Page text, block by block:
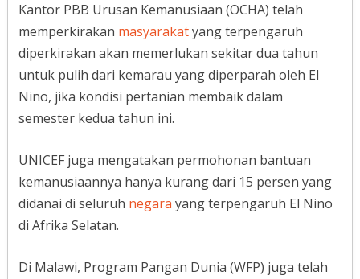
Kantor PBB Urusan Kemanusiaan (OCHA) telah
memperkirakan masyarakatyang terpengaruh
diperkirakan akan memerlukan sekitar dua tahun
untuk pulih dari kemarau yang diperparah oleh El
Nino, jika kondisi pertanian membaik dalam
semester kedua tahun ini.
UNICEF juga mengatakan permohonan bantuan
kemanusiaannya hanya kurang dari 15 persen yang
didanai di seluruh negara yang terpengaruh El Nino
di Afrika Selatan.
Di Malawi, Program Pangan Dunia (WFP) juga telah